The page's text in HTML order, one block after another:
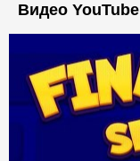
Видео YouTube